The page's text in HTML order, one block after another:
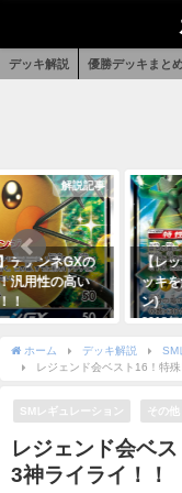
デッキ解説 優勝デッキまと
解説記事
ンネGXの
性の高い
【レックウ
ッキを解
2018年11月
ホーム デッキ解説
SM
レジェンド会ベスト16！特
SMレギュレーション その他
レジェンド会ベ
3神ライライ！！